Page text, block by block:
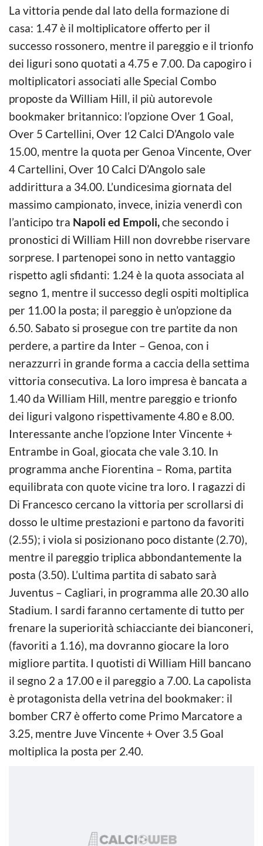
La vittoria pende dal lato della formazione di
casa: 1.47 è il moltiplicatore offerto per il
successo rossonero, mentre il pareggio e il trionfo
dei liguri sono quotati a 4.75 e 7.00. Da capogiro i
moltiplicatori associati alle Special Combo
proposte da William Hill, il più autorevole
bookmaker britannico: l’opzione Over 1 Goal,
Over 5 Cartellini, Over 12 Calci D’Angolo vale
15.00, mentre la quota per Genoa Vincente, Over
4 Cartellini, Over 10 Calci D’Angolo sale
addirittura a 34.00. L’undicesima giornata del
massimo campionato, invece, inizia venerdì con
l’anticipo tra Napoli ed Empoli,che secondo i
pronostici di William Hill non dovrebbe riservare
sorprese. I partenopei sono in netto vantaggio
rispetto agli sfidanti: 1.24 è la quota associata al
segno 1, mentre il successo degli ospiti moltiplica
per 11.00 la posta; il pareggio è un’opzione da
6.50. Sabato si prosegue con tre partite da non
perdere, a partire da Inter – Genoa, con i
nerazzurri in grande forma a caccia della settima
vittoria consecutiva. La loro impresa è bancata a
1.40 da William Hill, mentre pareggio e trionfo
dei liguri valgono rispettivamente 4.80 e 8.00.
Interessante anche l’opzione Inter Vincente +
Entrambe in Goal, giocata che vale 3.10. In
programma anche Fiorentina – Roma, partita
equilibrata con quote vicine tra loro. I ragazzi di
Di Francesco cercano la vittoria per scrollarsi di
dosso le ultime prestazioni e partono da favoriti
(2.55); i viola si posizionano poco distante (2.70),
mentre il pareggio triplica abbondantemente la
posta (3.50). L’ultima partita di sabato sarà
Juventus – Cagliari, in programma alle 20.30 allo
Stadium. I sardi faranno certamente di tutto per
frenare la superiorità schiacciante dei bianconeri,
(favoriti a 1.16), ma dovranno giocare la loro
migliore partita. I quotisti di William Hill bancano
il segno 2 a 17.00 e il pareggio a 7.00. La capolista
è protagonista della vetrina del bookmaker: il
bomber CR7 è offerto come Primo Marcatore a
3.25, mentre Juve Vincente + Over 3.5 Goal
moltiplica la posta per 2.40.